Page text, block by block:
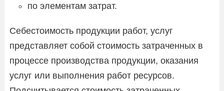
по элементам затрат.
Себестоимость продукции работ, услуг
представляет собой стоимость затраченных в
процессе производства продукции, оказания
услуг или выполнения работ ресурсов.